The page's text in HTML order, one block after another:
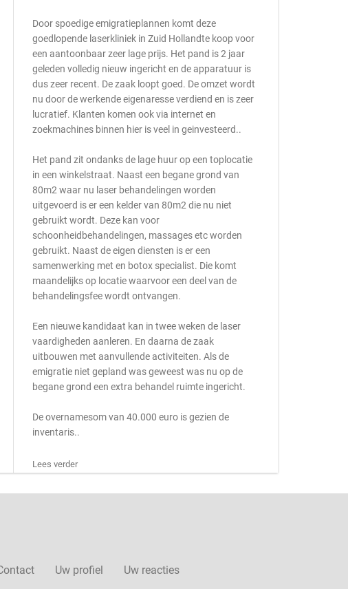
Door spoedige emigratieplannen komt deze
goedlopende laserkliniek in Zuid Hollandte koop voor
een aantoonbaar zeer lage prijs. Het pand is 2 jaar
geleden volledig nieuw ingericht en de apparatuur is
dus zeer recent. De zaak loopt goed. De omzet wordt
nu door de werkende eigenaresse verdiend en is zeer
lucratief. Klanten komen ook via internet en
zoekmachines binnen hier is veel in geinvesteerd..
Het pand zit ondanks de lage huur op een toplocatie
in een winkelstraat. Naast een begane grond van
80m2 waar nu laser behandelingen worden
uitgevoerd is er een kelder van 80m2 die nu niet
gebruikt wordt. Deze kan voor
schoonheidbehandelingen, massages etc worden
gebruikt. Naast de eigen diensten is er een
samenwerking met en botox specialist. Die komt
maandelijks op locatie waarvoor een deel van de
behandelingsfee wordt ontvangen.
Een nieuwe kandidaat kan in twee weken de laser
vaardigheden aanleren. En daarna de zaak
uitbouwen met aanvullende activiteiten. Als de
emigratie niet gepland was geweest was nu op de
begane grond een extra behandel ruimte ingericht.
De overnamesom van 40.000 euro is gezien de
inventaris..
Lees verder
Uw profiel Uw reacties